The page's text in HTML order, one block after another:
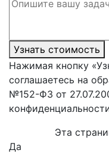
Узнать стоимость
Нажимая кнопку
соглашаетесь на
№152-ФЗ от
Эта
Да